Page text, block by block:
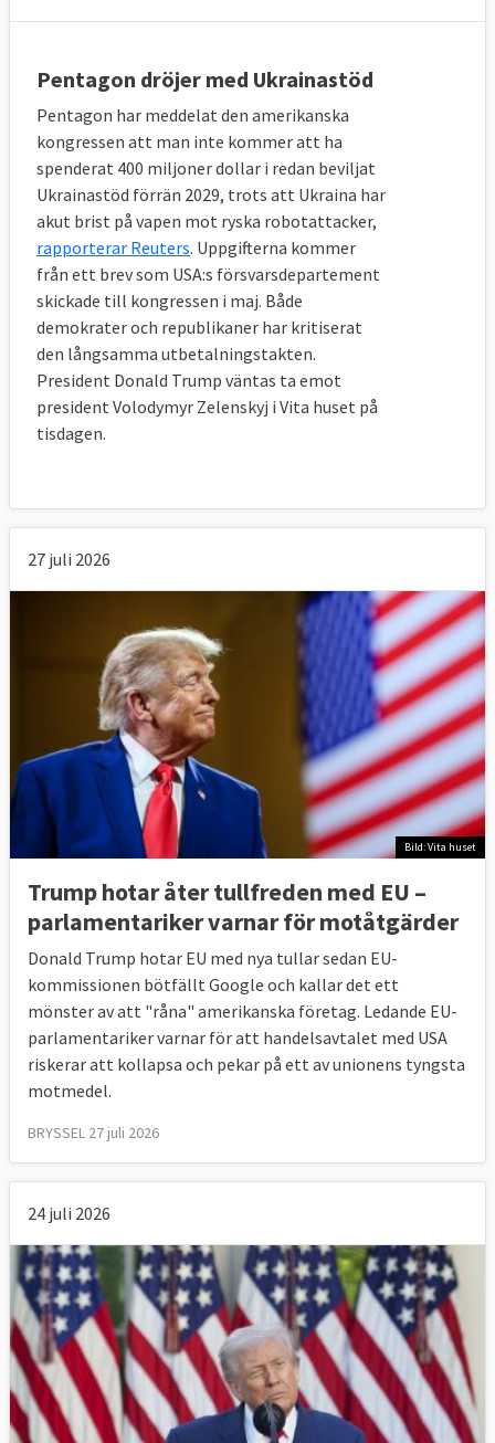
Pentagon dröjer med Ukrainastöd
Pentagon har meddelat den amerikanska
kongressen att man inte kommer att ha
spenderat 400 miljoner dollar i redan beviljat
Ukrainastöd förrän 2029, trots att Ukraina har
akut brist på vapen mot ryska robotattacker,
rapporterar Reuters. Uppgifterna kommer
från ett brev som USA:s försvarsdepartement
skickade till kongressen i maj. Både
demokrater och republikaner har kritiserat
den långsamma utbetalningstakten.
President Donald Trump väntas ta emot
president Volodymyr Zelenskyj i Vita huset på
tisdagen.
27 juli 2026
Bild: Vita huset
Trump hotar åter tullfreden med EU –
parlamentariker ⁠varnar för motåtgärder
Donald Trump hotar EU med nya tullar sedan EU-
kommissionen bötfällt Google och kallar det ett
mönster av att "råna" amerikanska företag. Ledande EU-
parlamentariker varnar för att handelsavtalet med USA
riskerar att kollapsa och pekar på ett av unionens tyngsta
motmedel.
BRYSSEL 27 juli 2026
24 juli 2026